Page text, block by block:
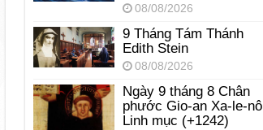
08/08/2026
9 Tháng Tám Thánh
Edith Stein
08/08/2026
Ngày 9 tháng 8 Chân
phước Gio-an Xa-le-nô
Linh mục (+1242)